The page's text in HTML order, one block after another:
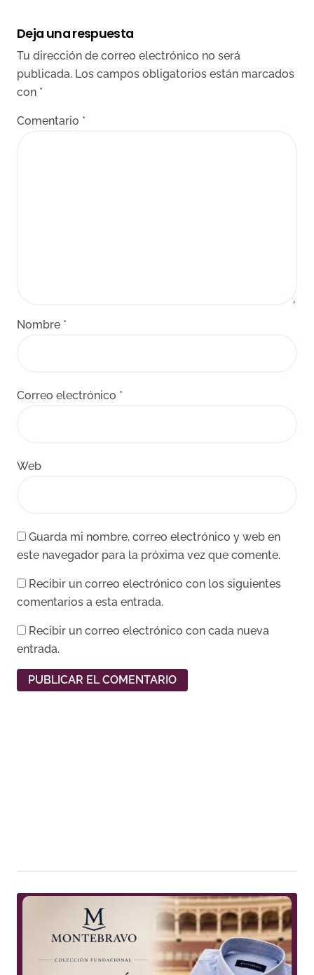
Deja una respuesta
Tu dirección de correo electrónico no será
publicada. Los campos obligatorios están marcados
con *
Comentario *
Nombre *
Correo electrónico *
Web
Guarda mi nombre, correo electrónico y web en
este navegador para la próxima vez que comente.
Recibir un correo electrónico con los siguientes
comentarios a esta entrada.
Recibir un correo electrónico con cada nueva
entrada.